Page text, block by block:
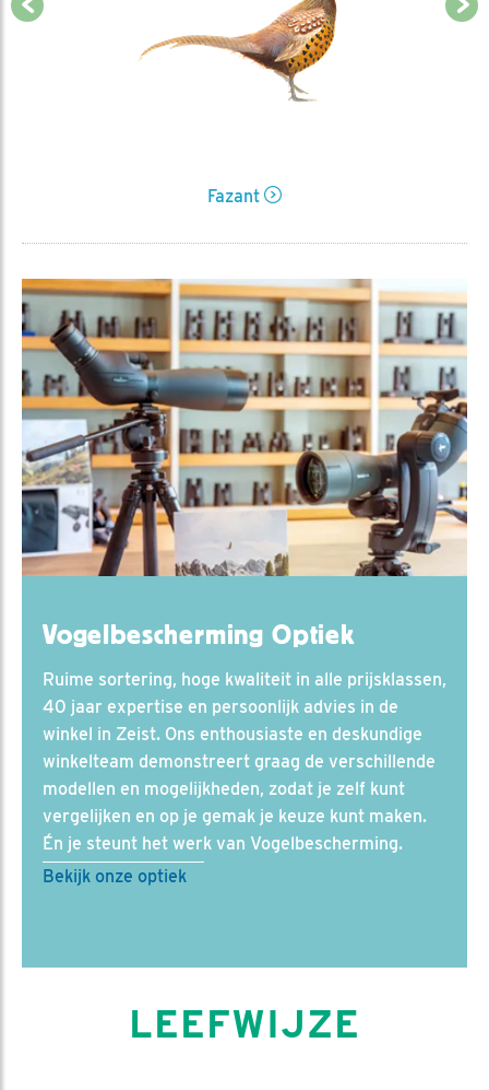
Fazant
Vogelbescherming Optiek
Ruime sortering, hoge kwaliteit in alle prijsklassen,
40 jaar expertise en persoonlijk advies in de
winkel in Zeist. Ons enthousiaste en deskundige
winkelteam demonstreert graag de verschillende
modellen en mogelijkheden, zodat je zelf kunt
vergelijken en op je gemak je keuze kunt maken.
Én je steunt het werk van Vogelbescherming.
Bekijk onze optiek
LEEFWIJZE